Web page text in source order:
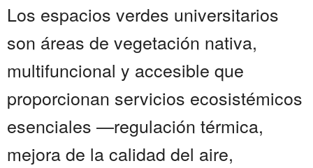
Los espacios verdes universitarios
son áreas de vegetación nativa,
multifuncional y accesible que
proporcionan servicios ecosistémicos
esenciales —regulación térmica,
mejora de la calidad del aire,